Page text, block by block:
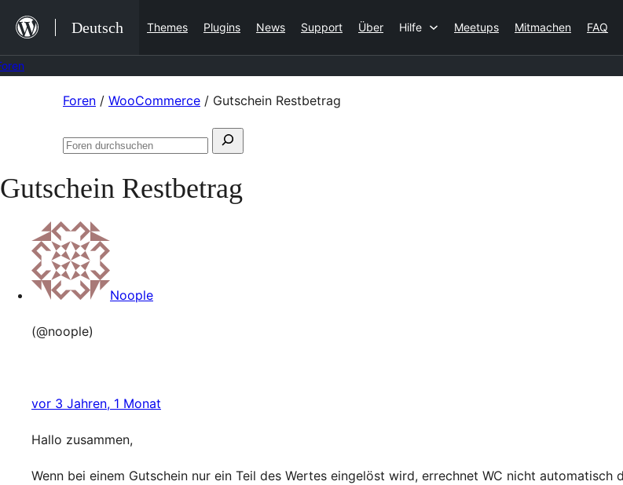
Inhalt
springen
Deutsch Themes Plugins News Support Über Hilfe Meetups Mitmachen FAQ
Foren / WooCommerce / Gutschein Restbetrag
Suchen
Foren
Gutschein Restbetrag
Noople
(@noople)
vor 3 Jahren, 1 Monat
Hallo zusammen,
Wenn bei einem Gutschein nur ein Teil des Wertes eingelöst wird, errechnet WC nicht automatisch